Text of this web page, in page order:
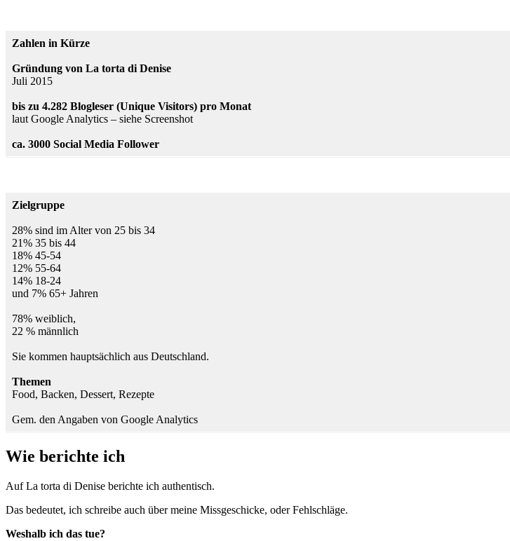
Zahlen in Kürze
Gründung von La torta di Denise
Juli 2015
bis zu 4.282 Blogleser (Unique Visitors) pro Monat
laut Google Analytics – siehe Screenshot
ca. 3000 Social Media Follower
Zielgruppe
28% sind im Alter von 25 bis 34
21% 35 bis 44
18% 45-54
12% 55-64
14% 18-24
und 7% 65+ Jahren
78% weiblich,
22 % männlich
Sie kommen hauptsächlich aus Deutschland.
Themen
Food, Backen, Dessert, Rezepte
Gem. den Angaben von Google Analytics
Wie berichte ich
Auf La torta di Denise berichte ich authentisch.
Das bedeutet, ich schreibe auch über meine Missgeschicke, oder Fehlschläge.
Weshalb ich das tue?